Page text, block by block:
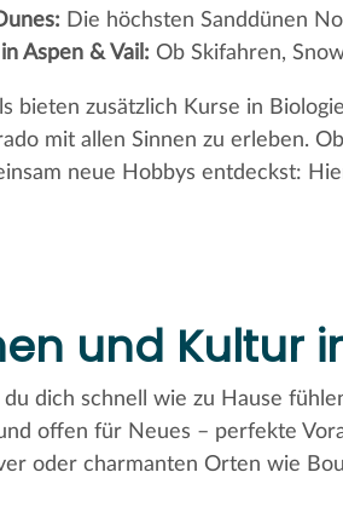
Die höchsten Sanddünen
Aspen & Vail: Ob Skifahren,
bieten zusätzlich Kurse in
mit allen Sinnen zu erleben.
neue Hobbys entdeckst:
und Kultur
du dich schnell wie zu Hause
offen für Neues – perfekte
oder charmanten Orten wie